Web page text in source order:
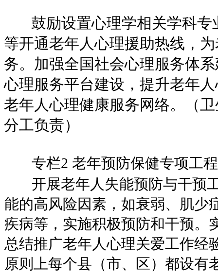
鼓励设置心理学相关学科专
等开通老年人心理援助热线，
务。加强全国社会心理服务体
心理服务平台建设，提升老年
老年人心理健康服务网络。（
分工负责）
专栏2 老年预防保健专项工程
开展老年人失能预防与干预
能的高风险因素，如衰弱、肌少
疾病等，实施积极预防和干预。
总结推广老年人心理关爱工作经
原则上每个县（市、区）都设有